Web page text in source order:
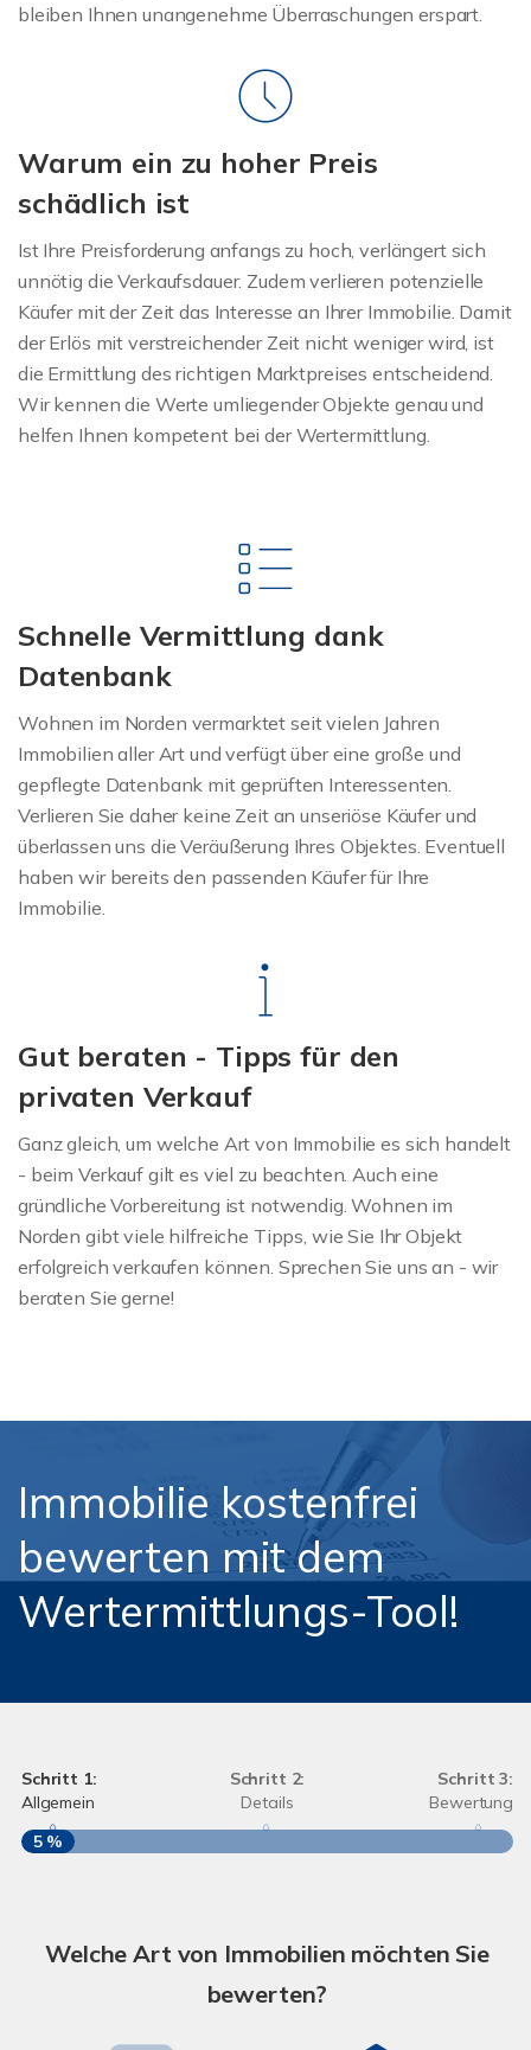
bleiben Ihnen unangenehme Überraschungen erspart.
Warum ein zu hoher Preis
schädlich ist
Ist Ihre Preisforderung anfangs zu hoch, verlängert sich
unnötig die Verkaufsdauer. Zudem verlieren potenzielle
Käufer mit der Zeit das Interesse an Ihrer Immobilie. Damit
der Erlös mit verstreichender Zeit nicht weniger wird, ist
die Ermittlung des richtigen Marktpreises entscheidend.
Wir kennen die Werte umliegender Objekte genau und
helfen Ihnen kompetent bei der Wertermittlung.
Schnelle Vermittlung dank
Datenbank
Wohnen im Norden vermarktet seit vielen Jahren
Immobilien aller Art und verfügt über eine große und
gepflegte Datenbank mit geprüften Interessenten.
Verlieren Sie daher keine Zeit an unseriöse Käufer und
überlassen uns die Veräußerung Ihres Objektes. Eventuell
haben wir bereits den passenden Käufer für Ihre
Immobilie.
Gut beraten - Tipps für den
privaten Verkauf
Ganz gleich, um welche Art von Immobilie es sich handelt
- beim Verkauf gilt es viel zu beachten. Auch eine
gründliche Vorbereitung ist notwendig. Wohnen im
Norden gibt viele hilfreiche Tipps, wie Sie Ihr Objekt
erfolgreich verkaufen können. Sprechen Sie uns an - wir
beraten Sie gerne!
Immobilie kostenfrei
bewerten mit dem
Wertermittlungs-Tool!
Schritt 1:
Allgemein
Schritt 2:
Details
Schritt 3:
Bewertung
5 %
Welche Art von Immobilien möchten Sie
bewerten?